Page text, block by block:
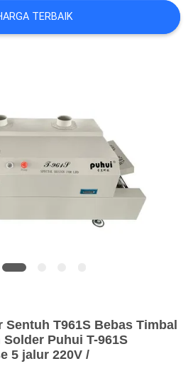
TERBAIK
T961S Bebas Timbal
Solder Puhui T-961S
5 jalur 220V /